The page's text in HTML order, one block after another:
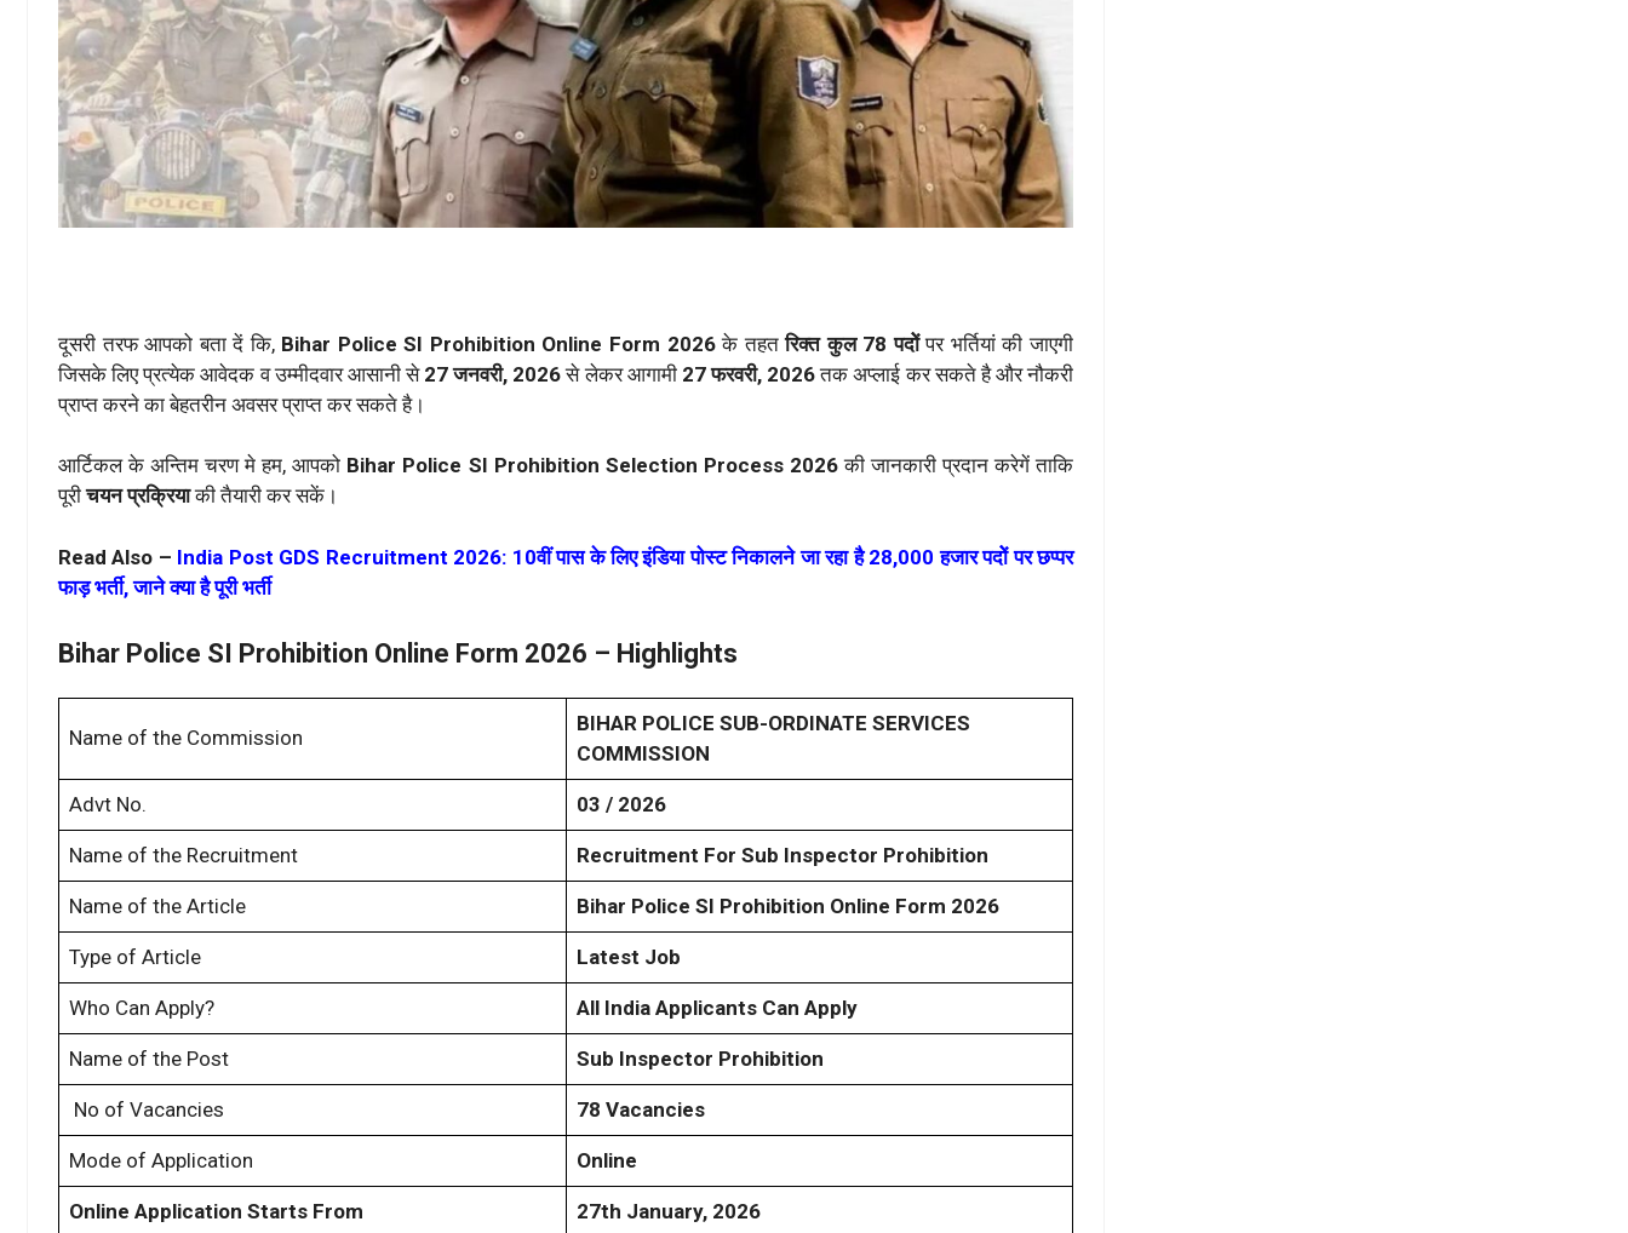
दूसरी तरफ आपको बता दें कि, Bihar Police SI Prohibition Online Form 2026 के तहतरिक्त कुल 78 पदोेंपर भर्तियां की जाएगी
जिसके लिए प्रत्येक आवेदक व उम्मीदवार आसानी से 27 जनवरी, 2026से लेकर आगामी 27 फरवरी, 2026तक अप्लाई कर सकते है और नौकरी
प्राप्त करने का बेहतरीन अवसर प्राप्त कर सकते है।
आर्टिकल के अन्तिम चरण मे हम, आपको Bihar Police SI Prohibition Selection Process 2026की जानकारी प्रदान करेगें ताकि
पूरीचयन प्रक्रियाकी तैयारी कर सकें।
Read Also – India Post GDS Recruitment 2026: 10वीं पास के लिए इंडिया पोस्ट निकालने जा रहा है 28,000 हजार पदोें पर छप्पर
फाड़ भर्ती, जाने क्या है पूरी भर्ती
Bihar Police SI Prohibition Online Form 2026 – Highlights
Name of the Commission
BIHAR POLICE SUB-ORDINATE SERVICES
COMMISSION
Advt No. 03 / 2026
Name of the Recruitment Recruitment For Sub Inspector Prohibition
Name of the Article Bihar Police SI Prohibition Online Form 2026
Type of Article Latest Job
Who Can Apply? All India Applicants Can Apply
Name of the Post Sub Inspector Prohibition
No of Vacancies 78 Vacancies
Mode of Application Online
Online Application Starts From 27th January, 2026